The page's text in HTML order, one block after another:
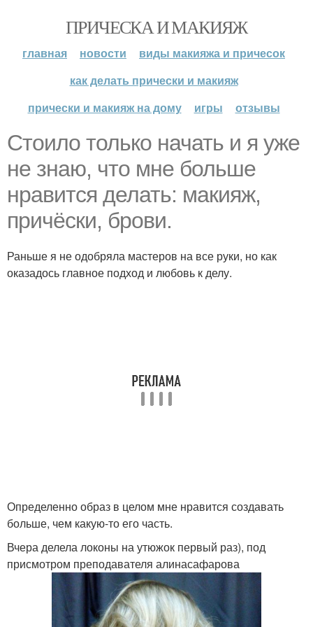
ПРИЧЕСКА И МАКИЯЖ
главная новости
виды макияжа и причесок
как делать прически и макияж
прически и макияж на дому
игры отзывы
Стоило только начать и я уже
не знаю, что мне больше
нравится делать: макияж,
причёски, брови.
Раньше я не одобряла мастеров на все руки, но как
оказадось главное подход и любовь к делу.
Определенно образ в целом мне нравится создавать
больше, чем какую-то его часть.
Вчера делела локоны на утюжок первый раз), под
присмотром преподавателя алинасафарова